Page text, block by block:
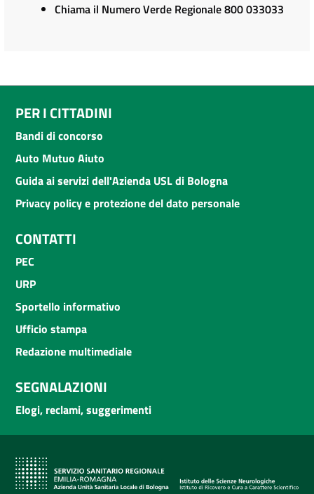
Chiama il Numero Verde Regionale 800 033033
PER I CITTADINI
Bandi di concorso
Auto Mutuo Aiuto
Guida ai servizi dell'Azienda USL di Bologna
Privacy policy e protezione del dato personale
CONTATTI
PEC
URP
Sportello informativo
Ufficio stampa
Redazione multimediale
SEGNALAZIONI
Elogi, reclami, suggerimenti